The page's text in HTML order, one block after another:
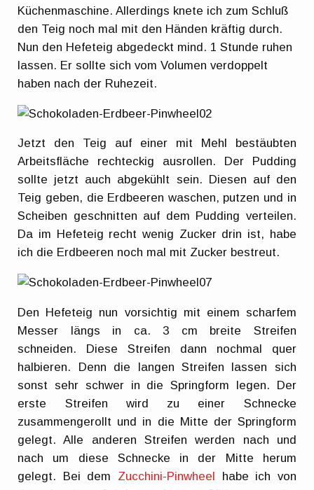
Küchenmaschine. Allerdings knete ich zum Schluß
den Teig noch mal mit den Händen kräftig durch.
Nun den Hefeteig abgedeckt mind. 1 Stunde ruhen
lassen. Er sollte sich vom Volumen verdoppelt
haben nach der Ruhezeit.
Jetzt den Teig auf einer mit Mehl bestäubten
Arbeitsfläche rechteckig ausrollen. Der Pudding
sollte jetzt auch abgekühlt sein. Diesen auf den
Teig geben, die Erdbeeren waschen, putzen und in
Scheiben geschnitten auf dem Pudding verteilen.
Da im Hefeteig recht wenig Zucker drin ist, habe
ich die Erdbeeren noch mal mit Zucker bestreut.
Den Hefeteig nun vorsichtig mit einem scharfem
Messer längs in ca. 3 cm breite Streifen
schneiden. Diese Streifen dann nochmal quer
halbieren. Denn die langen Streifen lassen sich
sonst sehr schwer in die Springform legen. Der
erste Streifen wird zu einer Schnecke
zusammengerollt und in die Mitte der Springform
gelegt. Alle anderen Streifen werden nach und
nach um diese Schnecke in der Mitte herum
gelegt. Bei dem Zucchini-Pinwheel habe ich von